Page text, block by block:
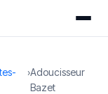
›Adoucisseur
Bazet